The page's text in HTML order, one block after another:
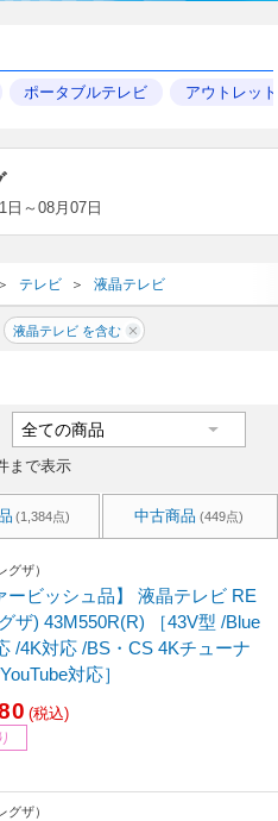
ポータブルテレビ アウトレッ
～08月07日
＞ テレビ ＞ 液晶テレビ
液晶テレビ を含む
まで表示
(1,384点) 中古商品 (449点)
グザ）
ービッシュ品】 液晶テレビ RE
ザ) 43M550R(R) ［43V型 /Blue
/4K対応 /BS・CS 4Kチューナ
対応］
(税込)
グザ）